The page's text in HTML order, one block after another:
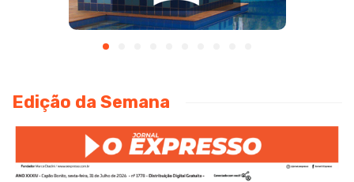
Edição da Semana